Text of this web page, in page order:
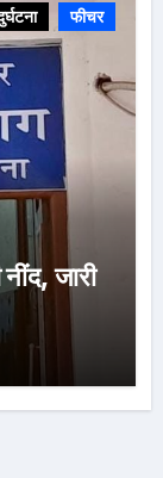
फीचर
जारी